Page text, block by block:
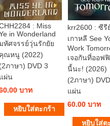
: Miss
in Wonderland
มหัศจรรย์วุ่นรักยัย
คุณหนู (2022)
(2ภาษา) DVD 3
แผ่น
บาท
krr2600 : ซีรี
เกาหลี See
Work
เจอกันที่ออฟ
นี้นะ! (2026)
(2ภาษา)
แผ่น
60.00 บาท